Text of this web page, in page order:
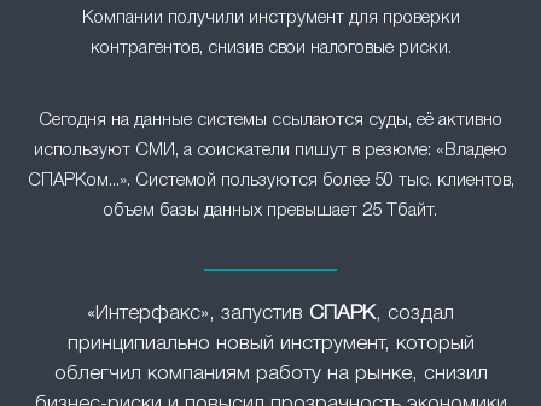
Компании получили инструмент для проверки
контрагентов, снизив свои налоговые риски.
Сегодня на данные системы ссылаются суды, её активно
используют СМИ, а соискатели пишут в резюме: «Владею
СПАРКом...». Системой пользуются более 50 тыс. клиентов,
объем базы данных превышает 25 Тбайт.
«Интерфакс», запустив СПАРК, создал
принципиально новый инструмент, который
облегчил компаниям работу на рынке, снизил